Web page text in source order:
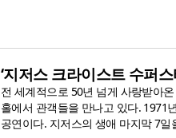
‘지저스 크라이스트 수퍼
전 세계적으로 50년 넘게 사랑받아
홀에서 관객들을 만나고 있다. 1971
공연이다. 지저스의 생애 마지막 7